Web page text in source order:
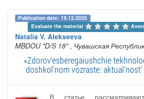
Publication date: 19.12.2025
Evaluate the material
Natalia V. Alekseeva
MBDOU "D/S 18" , Чувашская
«Zdorov'esberegaiushchie
doshkol'nom vozraste:
В статье